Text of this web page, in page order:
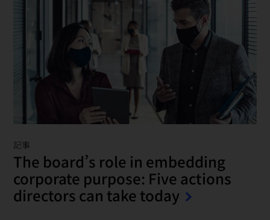
記事
The board’s role in embedding
corporate purpose: Five actions
directors can take today